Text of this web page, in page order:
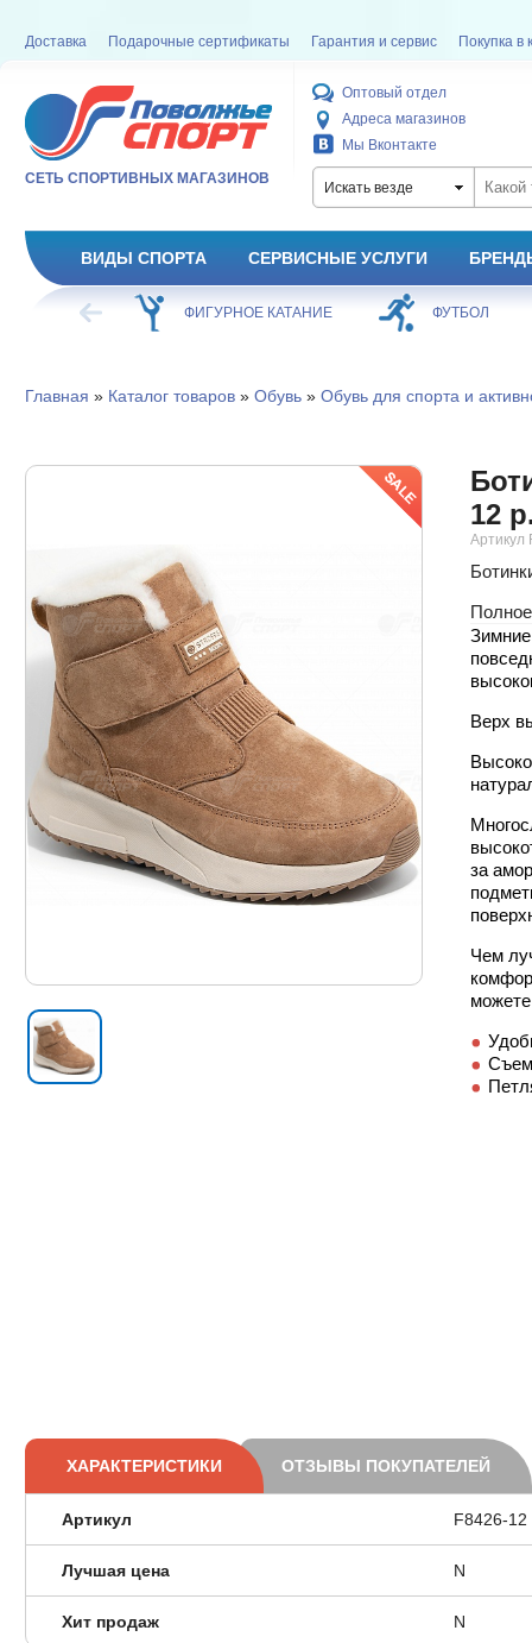
Доставка Подарочные сертификаты Гарантия и сервис Покупка в
СЕТЬ СПОРТИВНЫХ МАГАЗИНОВ
Оптовый отдел
Адреса магазинов
Мы Вконтакте
Искать везде
ВИДЫ СПОРТА СЕРВИСНЫЕ УСЛУГИ
ХОККЕЙ ФИГУРНОЕ КАТАНИЕ ФУТБОЛ
Главная » Каталог товаров» Обувь» Обувь для спорта и
12
Артикул
Верх
за
Чем
ХАРАКТЕРИСТИКИ ОТЗЫВЫ ПОКУПАТЕЛЕЙ
Артикул F8426-12
Лучшая цена N
Хит продаж N